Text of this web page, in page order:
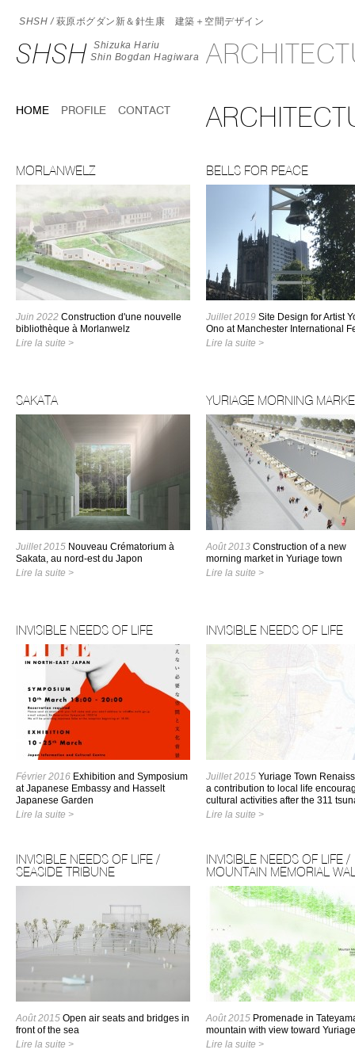
SHSH /萩原ボグダン新＆針生康 建築＋空間デザイン
SHSH Shizuka Hariu
Shin Bogdan Hagiwara
HOME PROFILE CONTACT
MORLANWELZ
Juin 2022 Construction d'une nouvelle
bibliothèque à Morlanwelz
Lire la suite >
BELLS FOR PEACE
Juillet 2019 Site Design for Artist
Ono at Manchester International
Lire la suite >
SAKATA
Juillet 2015 Nouveau Crématorium à
Sakata, au nord-est du Japon
Lire la suite >
YURIAGE MORNING
Août 2013 Construction of a new
morning market in Yuriage town
Lire la suite >
INVISIBLE NEEDS OF LIFE
Février 2016 Exhibition and Symposium
at Japanese Embassy and Hasselt
Japanese Garden
Lire la suite >
INVISIBLE NEEDS OF LIFE
Juillet 2015 Yuriage Town
a contribution to local life
cultural activities after the 311
Lire la suite >
INVISIBLE NEEDS OF LIFE /
SEASIDE TRIBUNE
Août 2015 Open air seats and bridges in
front of the sea
Lire la suite >
INVISIBLE NEEDS OF LIFE /
MOUNTAIN MEMORIAL
Août 2015 Promenade in
mountain with view toward Yuriage
Lire la suite >